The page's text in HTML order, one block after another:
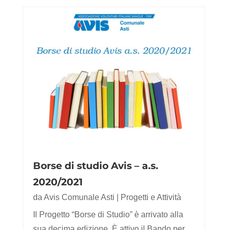
Borse di studio Avis – a.s.
2020/2021
da Avis Comunale Asti
Progetti e Attività
Il Progetto “Borse di Studio” è arrivato alla